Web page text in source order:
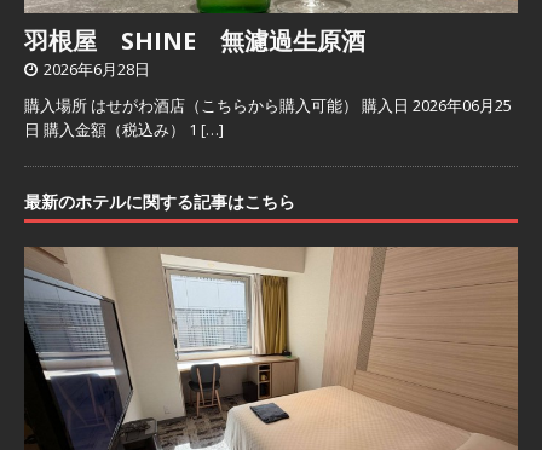
羽根屋 SHINE 無濾過生原酒
2026年6月28日
購入場所 はせがわ酒店（こちらから購入可能） 購入日 2026年06月25
日 購入金額（税込み） 1 […]
最新のホテルに関する記事はこちら